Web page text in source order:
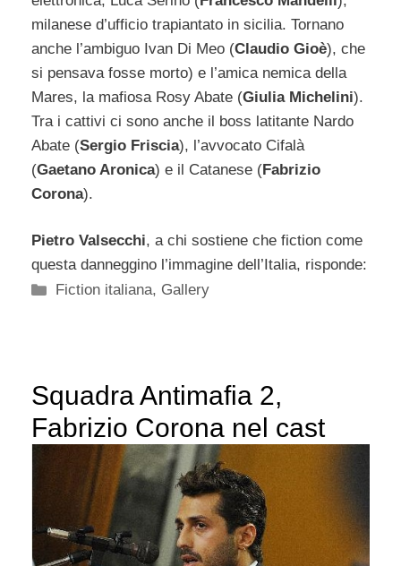
milanese d’ufficio trapiantato in sicilia. Tornano
anche l’ambiguo Ivan Di Meo (Claudio Gioè), che
si pensava fosse morto) e l’amica nemica della
Mares, la mafiosa Rosy Abate (Giulia Michelini).
Tra i cattivi ci sono anche il boss latitante Nardo
Abate (Sergio Friscia), l’avvocato Cifalà
(Gaetano Aronica) e il Catanese (Fabrizio
Corona).
Pietro Valsecchi, a chi sostiene che fiction come
questa danneggino l’immagine dell’Italia, risponde:
Categorie
Fiction italiana, Gallery
Squadra Antimafia 2,
Fabrizio Corona nel cast